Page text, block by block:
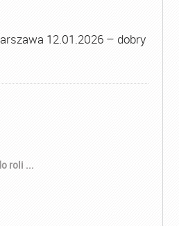
12.01.2026 – dobry
roli ...